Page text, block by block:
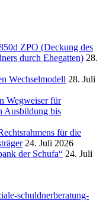
ZPO (Deckung des
durch Ehegatten) 28.
Wechselmodell 28. Juli
Wegweiser für
Ausbildung bis
für die
24. Juli 2026
der Schufa“ 24. Juli
schuldnerberatung-